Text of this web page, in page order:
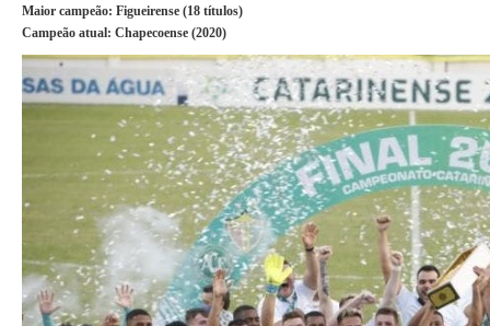
Maior campeão: Figueirense (18 títulos)
Campeão atual: Chapecoense (2020)